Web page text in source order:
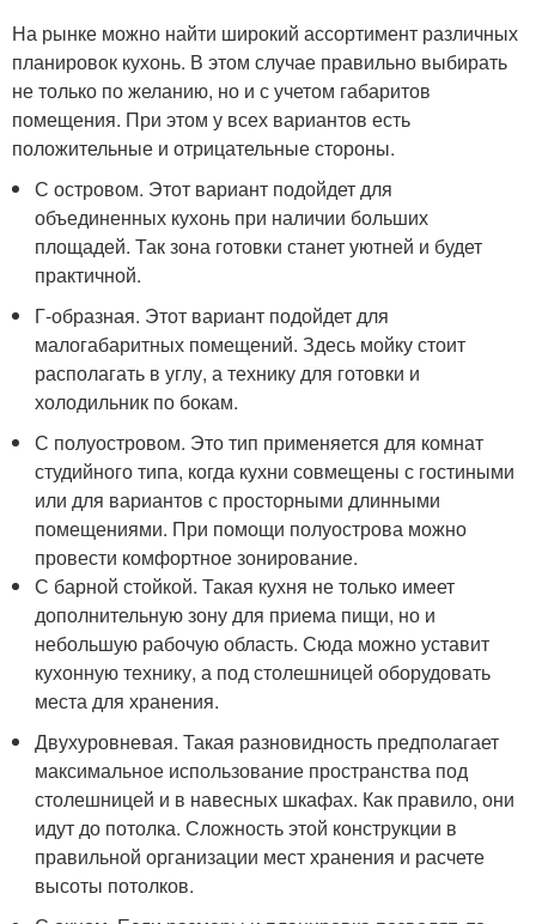
На рынке можно найти широкий ассортимент различных
планировок кухонь. В этом случае правильно выбирать
не только по желанию, но и с учетом габаритов
помещения. При этом у всех вариантов есть
положительные и отрицательные стороны.
С островом. Этот вариант подойдет для
объединенных кухонь при наличии больших
площадей. Так зона готовки станет уютней и будет
практичной.
Г-образная. Этот вариант подойдет для
малогабаритных помещений. Здесь мойку стоит
располагать в углу, а технику для готовки и
холодильник по бокам.
С полуостровом. Это тип применяется для комнат
студийного типа, когда кухни совмещены с гостиными
или для вариантов с просторными длинными
помещениями. При помощи полуострова можно
провести комфортное зонирование.
С барной стойкой. Такая кухня не только имеет
дополнительную зону для приема пищи, но и
небольшую рабочую область. Сюда можно уставит
кухонную технику, а под столешницей оборудовать
места для хранения.
Двухуровневая. Такая разновидность предполагает
максимальное использование пространства под
столешницей и в навесных шкафах. Как правило, они
идут до потолка. Сложность этой конструкции в
правильной организации мест хранения и расчете
высоты потолков.